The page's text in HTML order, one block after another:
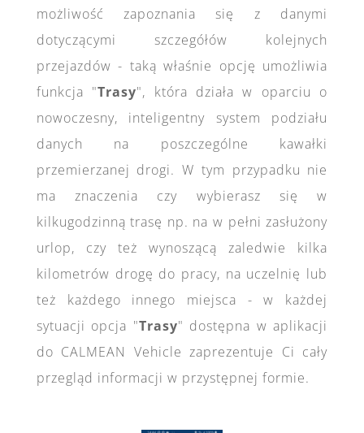
możliwość zapoznania się z danymi
dotyczącymi szczegółów kolejnych
przejazdów - taką właśnie opcję umożliwia
funkcja "Trasy", która działa w oparciu o
nowoczesny, inteligentny system podziału
danych na poszczególne kawałki
przemierzanej drogi. W tym przypadku nie
ma znaczenia czy wybierasz się w
kilkugodzinną trasę np. na w pełni zasłużony
urlop, czy też wynoszącą zaledwie kilka
kilometrów drogę do pracy, na uczelnię lub
też każdego innego miejsca - w każdej
sytuacji opcja "Trasy" dostępna w aplikacji
do CALMEAN Vehicle zaprezentuje Ci cały
przegląd informacji w przystępnej formie.